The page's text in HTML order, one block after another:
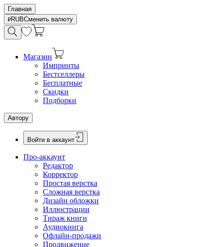
Главная
RUBСменить валюту
Магазин
Импринты
Бестселлеры
Бесплатные
Скидки
Подборки
Автору
Войти в аккаунт
Про-аккаунт
Редактор
Корректор
Простая верстка
Сложная верстка
Дизайн обложки
Иллюстрации
Тираж книги
Аудиокнига
Офлайн-продажи
Продвижение